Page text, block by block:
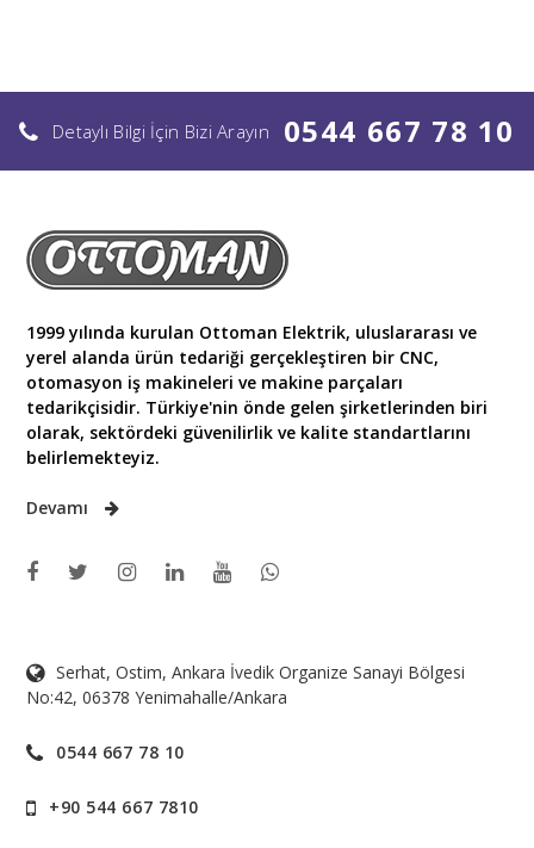
Detaylı Bilgi İçin Bizi Arayın 0544 667 78 10
1999 yılında kurulan Ottoman Elektrik, uluslararası ve
yerel alanda ürün tedariği gerçekleştiren bir CNC,
otomasyon iş makineleri ve makine parçaları
tedarikçisidir. Türkiye'nin önde gelen şirketlerinden biri
olarak, sektördeki güvenilirlik ve kalite standartlarını
belirlemekteyiz.
Devamı
Serhat, Ostim, Ankara İvedik Organize Sanayi Bölgesi
No:42, 06378 Yenimahalle/Ankara
0544 667 78 10
+90 544 667 7810